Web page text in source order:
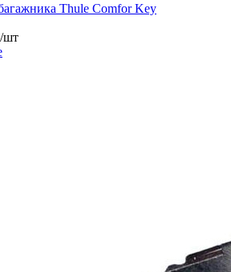
Thule Comfor Key
шт